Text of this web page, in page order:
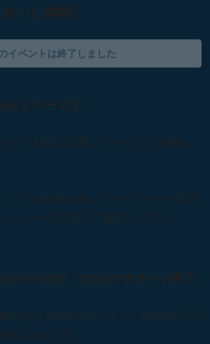
いと体験）
イベントは終了しました
ミナーです
ます。URLは直前にメールにてご連絡い
」「majisemi.com」からのメールが迷惑
、メールの設定をご確認ください。
・2019のサポート終了
および2019のサポートが、2026年7月14
表されました。